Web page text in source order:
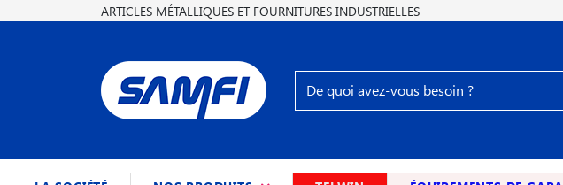
ARTICLES MÉTALLIQUES ET FOURNITURES INDUSTRIELLES